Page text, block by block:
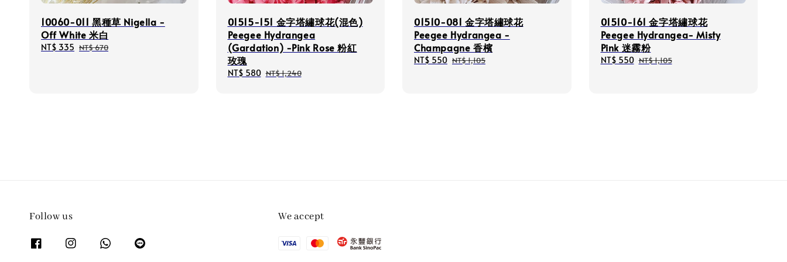
10060-011 黑種草 Nigella -
Off White 米白
Sale
NT$ 335 Regular
NT$ 670
01515-151 金字塔繡球花(混色)
Peegee Hydrangea
(Gardation) -Pink Rose 粉紅
玫瑰
Sale
NT$ 580 Regular
NT$ 1,240
01510-081 金字塔繡球花
Peegee Hydrangea -
Champagne 香檳
Sale
NT$ 550 Regular
NT$ 1,105
01510-161 金字塔繡球花
Peegee Hydrangea- Misty
Pink 迷霧粉
Sale
NT$ 550 Regular
NT$ 1,105
Follow us We accept